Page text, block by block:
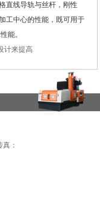
直线导轨与丝杆，刚性
工中心的性能，既可用于
能。
计来提高
：